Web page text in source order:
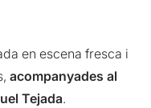
en escena fresca i
acompanyades al
Tejada.